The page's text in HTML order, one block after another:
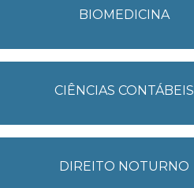
BIOMEDICINA
CIÊNCIAS CONTÁBEIS
DIREITO NOTURNO